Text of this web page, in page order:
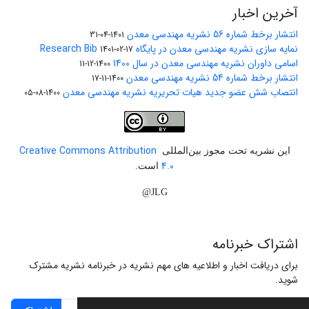
آخرین اخبار
انتشار برخط شماره 56 نشریه مهندسی معدن 1401-04-31
نمایه سازی نشریه مهندسی معدن در پایگاه Research Bib 1401-02-17
اسامی داوران نشریه مهندسی معدن در سال 1400 1400-12-11
انتشار برخط شماره 54 نشریه مهندسی معدن 1400-11-17
انتصاب شش عضو جدید هیات تحریریه نشریه مهندسی معدن 1400-08-05
این نشریه تحت مجوز بین‌المللی
Creative Commons Attribution
4.0 است.
JLG@
اشتراک خبرنامه
برای دریافت اخبار و اطلاعیه های مهم نشریه در خبرنامه نشریه مشترک
شوید.